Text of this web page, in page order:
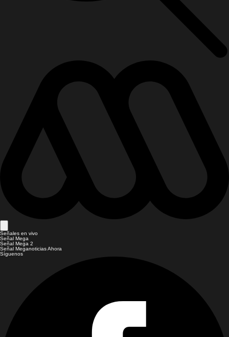
Señales en vivo
Señal Mega
Señal Mega 2
Señal Meganoticias Ahora
Síguenos